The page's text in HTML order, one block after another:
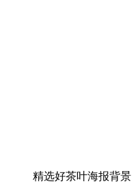
精选好茶叶海报背景